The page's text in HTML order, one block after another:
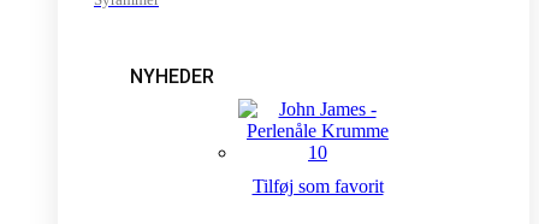
NYHEDER
Tilføj som favorit